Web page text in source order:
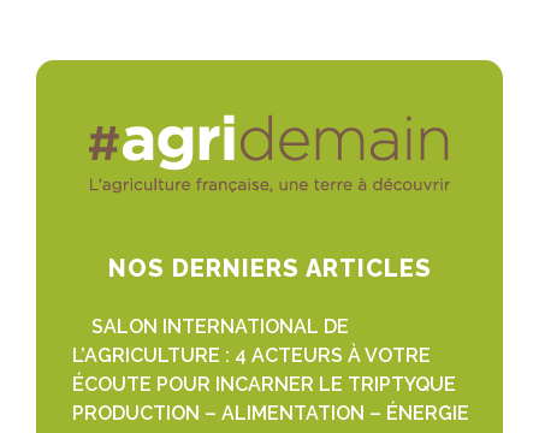
NOS DERNIERS ARTICLES
SALON INTERNATIONAL DE
L’AGRICULTURE : 4 ACTEURS À VOTRE
ÉCOUTE POUR INCARNER LE TRIPTYQUE
PRODUCTION – ALIMENTATION – ÉNERGIE